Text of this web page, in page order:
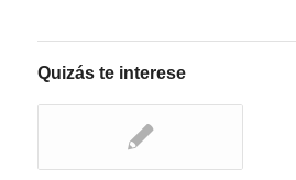
Quizás te interese